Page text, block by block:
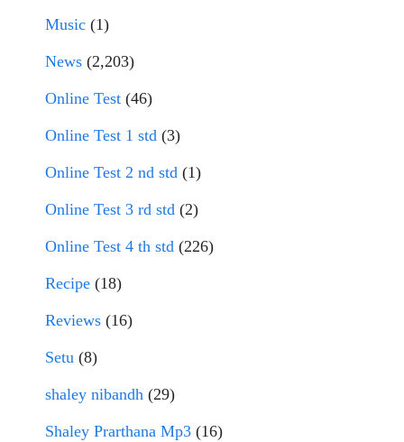
Music (1)
News (2,203)
Online Test (46)
Online Test 1 std (3)
Online Test 2 nd std (1)
Online Test 3 rd std (2)
Online Test 4 th std (226)
Recipe (18)
Reviews (16)
Setu (8)
shaley nibandh (29)
Shaley Prarthana Mp3 (16)